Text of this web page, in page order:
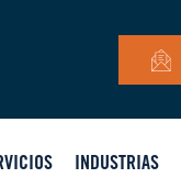
INDUSTRIAS